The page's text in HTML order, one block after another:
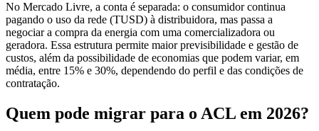
No Mercado Livre, a conta é separada: o consumidor continua
pagando o uso da rede (TUSD) à distribuidora, mas passa a
negociar a compra da energia com uma comercializadora ou
geradora. Essa estrutura permite maior previsibilidade e gestão de
custos, além da possibilidade de economias que podem variar, em
média, entre 15% e 30%, dependendo do perfil e das condições de
contratação.
Quem pode migrar para o ACL em 2026?